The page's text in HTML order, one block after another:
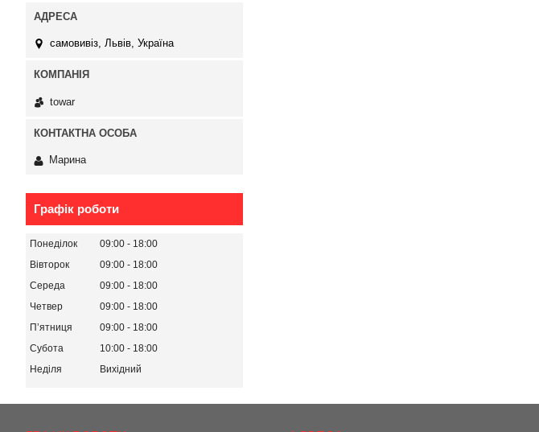
самовивіз, Львів, Україна
towar
Марина
Графік роботи
Понеділок 09:00
18:00
Вівторок
09:00
18:00
Середа
09:00
18:00
Четвер
09:00
18:00
Пʼятниця
09:00
18:00
Субота
10:00
18:00
Неділя
Вихідний